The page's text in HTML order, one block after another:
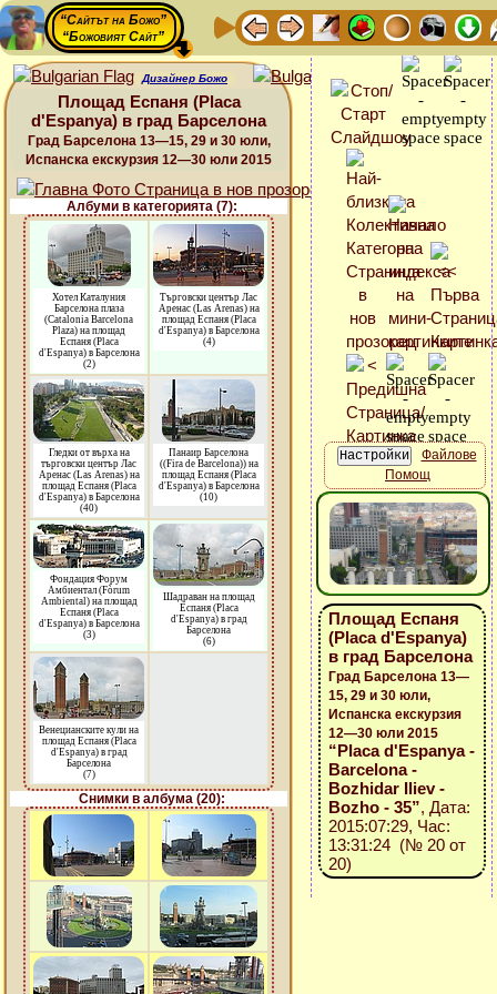
“Сайтът на Божо”
“Божовият Сайт”
Дизайнер Божо
Площад Еспаня (Placa
d'Espanya) в град Барселона
Град Барселона 13—15, 29 и 30 юли,
Испанска екскурзия 12—30 юли 2015
Албуми в категорията (7):
Хотел Каталуния
Барселона плаза
(Catalonia Barcelona
Plaza) на площад
Еспаня (Placa
d'Espanya) в Барселона
(2)
Търговски център Лас
Аренас (Las Arenas) на
площад Еспаня (Placa
d'Espanya) в Барселона
(4)
Гледки от върха на
търговски център Лас
Аренас (Las Arenas) на
площад Еспаня (Placa
d'Espanya) в Барселона
(40)
Панаир Барселона
((Fira de Barcelona)) на
площад Еспаня (Placa
d'Espanya) в Барселона
(10)
Фондация Форум
Амбиентал (Fòrum
Ambiental) на площад
Еспаня (Placa
d'Espanya) в Барселона
(3)
Шадраван на площад
Еспаня (Placa
d'Espanya) в град
Барселона
(6)
Венецианските кули на
площад Еспаня (Placa
d'Espanya) в град
Барселона
(7)
Снимки в албума (20):
Файлове
Помощ
Площад Еспаня
(Placa d'Espanya)
в град Барселона
Град Барселона 13—
15, 29 и 30 юли,
Испанска екскурзия
12—30 юли 2015
“Placa d'Espanya -
Barcelona -
Bozhidar Iliev -
Bozho - 35”, Дата:
2015:07:29, Час:
13:31:24 (№ 20 от
20)